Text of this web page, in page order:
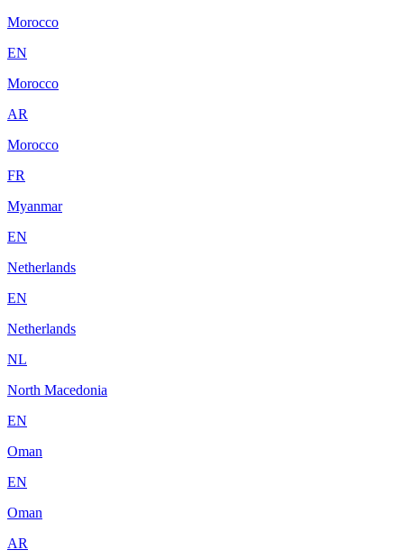
Morocco
EN
Morocco
AR
Morocco
FR
Myanmar
EN
Netherlands
EN
Netherlands
NL
North Macedonia
EN
Oman
EN
Oman
AR